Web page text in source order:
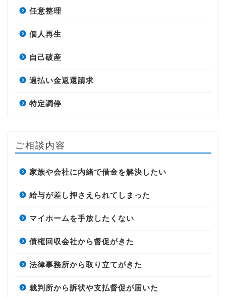
任意整理
個人再生
自己破産
過払い金返還請求
特定調停
ご相談内容
家族や会社に内緒で借金を解決したい
給与が差し押さえられてしまった
マイホームを手放したくない
債権回収会社から督促がきた
法律事務所から取り立てがきた
裁判所から訴状や支払督促が届いた